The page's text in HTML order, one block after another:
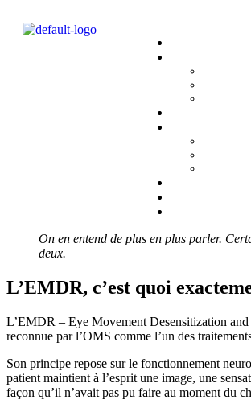
EMDR : comment
EMDR : comment ça
EMDR : comment ça
On en entend de plus en plus parler.
deux.
L’EMDR, c’est quoi
L’EMDR – Eye Movement Desensitization and
reconnue par l’OMS comme l’un des
Son principe repose sur le fonctionnement
patient maintient à l’esprit une image, une
façon qu’il n’avait pas pu faire au moment du